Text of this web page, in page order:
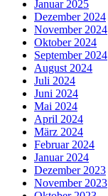
Januar 2025
Dezember 2024
November 2024
Oktober 2024
September 2024
August 2024
Juli 2024
Juni 2024
Mai 2024
April 2024
März 2024
Februar 2024
Januar 2024
Dezember 2023
November 2023